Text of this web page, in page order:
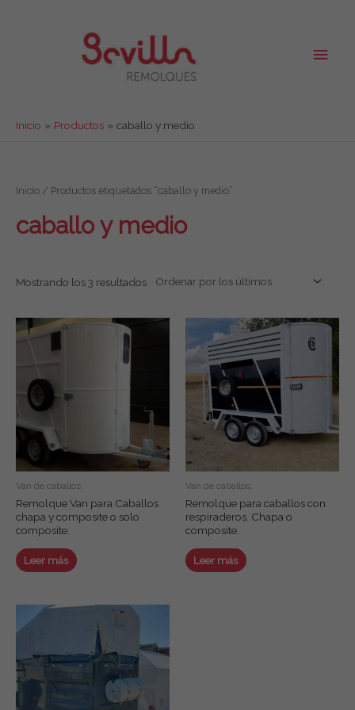
Inicio Productos caballo y medio
Inicio / Productos etiquetados “caballo y medio”
caballo y medio
Mostrando los 3 resultados
Van de caballos.
Remolque Van para Caballos
chapa y composite o solo
composite.
Leer más
Van de caballos.
Remolque para caballos con
respiraderos. Chapa o
composite.
Leer más